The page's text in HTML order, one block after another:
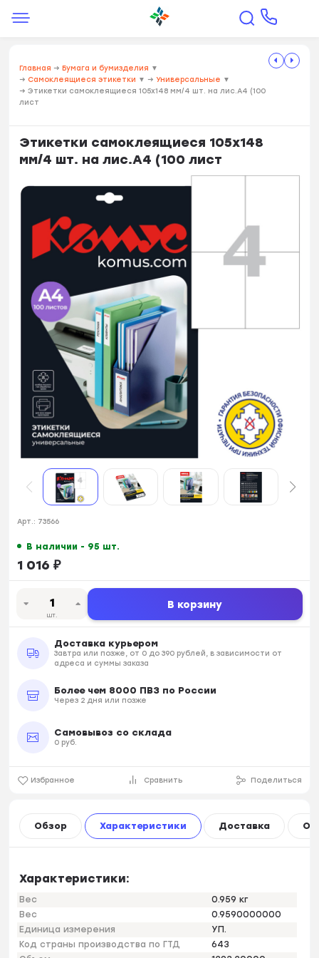
Главная → Бумага и бумизделия ▼
→ Самоклеящиеся этикетки ▼ → Универсальные ▼
→ Этикетки самоклеящиеся 105х148 мм/4 шт. на лис.А4 (100
лист
Этикетки самоклеящиеся 105х148
мм/4 шт. на лис.А4 (100 лист
Арт.: 73566
В наличии - 95 шт.
1 016 ₽
шт.
В корзину
Доставка курьером
Завтра или позже, от 0 до 390 рублей, в зависимости от
адреса и суммы заказа
Более чем 8000 ПВЗ по России
Через 2 дня или позже
Самовывоз со склада
0 руб.
Избранное Сравнить Поделиться
Обзор Характеристики Доставка
Характеристики:
Вес
0.959 кг
Вес
0.9590000000
Единица измерения
УП.
Код страны производства по ГТД
643